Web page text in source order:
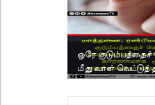
ஒரே
மீது வாள் வெட்டுத்